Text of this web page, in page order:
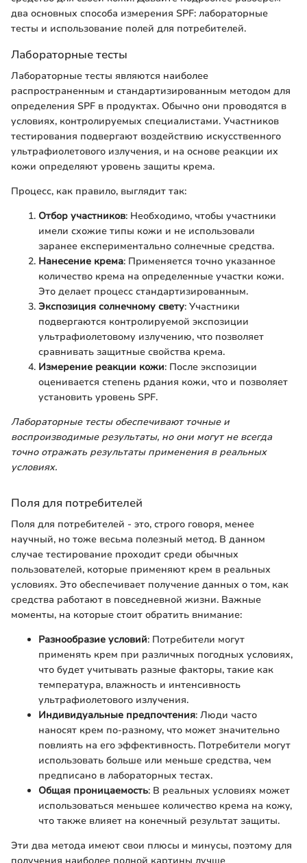
два основных способа измерения SPF: лабораторные
тесты и использование полей для потребителей.
Лабораторные тесты
Лабораторные тесты являются наиболее
распространенным и стандартизированным методом для
определения SPF в продуктах. Обычно они проводятся в
условиях, контролируемых специалистами. Участников
тестирования подвергают воздействию искусственного
ультрафиолетового излучения, и на основе реакции их
кожи определяют уровень защиты крема.
Процесс, как правило, выглядит так:
Отбор участников: Необходимо, чтобы участники
имели схожие типы кожи и не использовали
заранее експериментально солнечные средства.
Нанесение крема: Применяется точно указанное
количество крема на определенные участки кожи.
Это делает процесс стандартизированным.
Экспозиция солнечному свету: Участники
подвергаются контролируемой экспозиции
ультрафиолетовому излучению, что позволяет
сравнивать защитные свойства крема.
Измерение реакции кожи: После экспозиции
оценивается степень рдания кожи, что и позволяет
установить уровень SPF.
Лабораторные тесты обеспечивают точные и
воспроизводимые результаты, но они могут не всегда
точно отражать результаты применения в реальных
условиях.
Поля для потребителей
Поля для потребителей - это, строго говоря, менее
научный, но тоже весьма полезный метод. В данном
случае тестирование проходит среди обычных
пользователей, которые применяют крем в реальных
условиях. Это обеспечивает получение данных о том, как
средства работают в повседневной жизни. Важные
моменты, на которые стоит обратить внимание:
Разнообразие условий: Потребители могут
применять крем при различных погодных условиях,
что будет учитывать разные факторы, такие как
температура, влажность и интенсивность
ультрафиолетового излучения.
Индивидуальные предпочтения: Люди часто
наносят крем по-разному, что может значительно
повлиять на его эффективность. Потребители могут
использовать больше или меньше средства, чем
предписано в лабораторных тестах.
Общая проницаемость: В реальных условиях может
использоваться меньшее количество крема на кожу,
что также влияет на конечный результат защиты.
Эти два метода имеют свои плюсы и минусы, поэтому для